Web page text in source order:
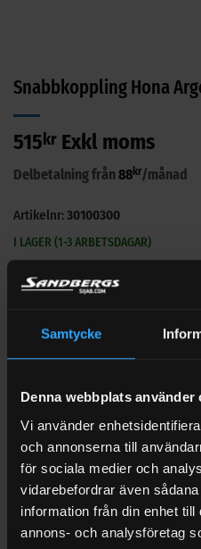
Samtycke
Denna webbplats använder
Vi använder
och annonserna till
för sociala medier och
vidarebefordrar även
information från din enhet
annons- och analysföretag
Snabbkoppling Hona
515 kr Exkl moms
Delbetalning från88 kr/månad
Artikelnr:30100300
I LAGER (1-3 ARBETSDAGAR)
🔍 Se vårt övriga sortiment med
VARUMÄRKE